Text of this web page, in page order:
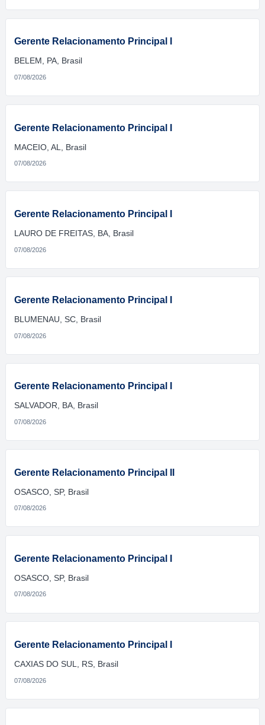
Gerente Relacionamento Principal I
BELEM, PA, Brasil
07/08/2026
Gerente Relacionamento Principal I
MACEIO, AL, Brasil
07/08/2026
Gerente Relacionamento Principal I
LAURO DE FREITAS, BA, Brasil
07/08/2026
Gerente Relacionamento Principal I
BLUMENAU, SC, Brasil
07/08/2026
Gerente Relacionamento Principal I
SALVADOR, BA, Brasil
07/08/2026
Gerente Relacionamento Principal II
OSASCO, SP, Brasil
07/08/2026
Gerente Relacionamento Principal I
OSASCO, SP, Brasil
07/08/2026
Gerente Relacionamento Principal I
CAXIAS DO SUL, RS, Brasil
07/08/2026